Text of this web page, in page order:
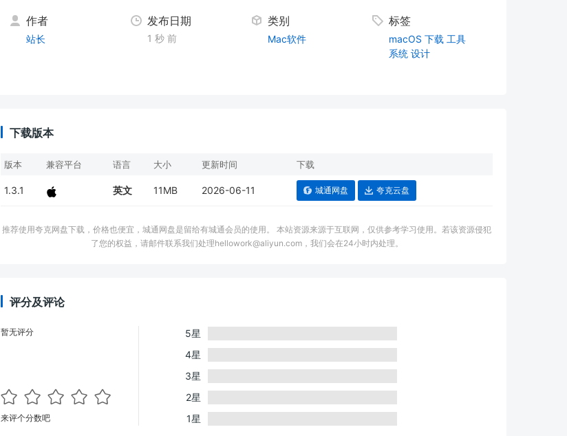
作者
站长
发布日期
1 秒 前
类别
Mac软件
标签
macOS 下载 工具
系统 设计
下载版本
版本 兼容平台 语言 大小 更新时间 下载
1.3.1 英文 11MB 2026-06-11 城通网盘 夸克云盘
推荐使用夸克网盘下载，价格也便宜，城通网盘是留给有城通会员的使用。 本站资源来源于互联网，仅供参考学习使用。若该资源侵犯
了您的权益，请邮件联系我们处理hellowork@aliyun.com，我们会在24小时内处理。
评分及评论
暂无评分
来评个分数吧
5星
4星
3星
2星
1星